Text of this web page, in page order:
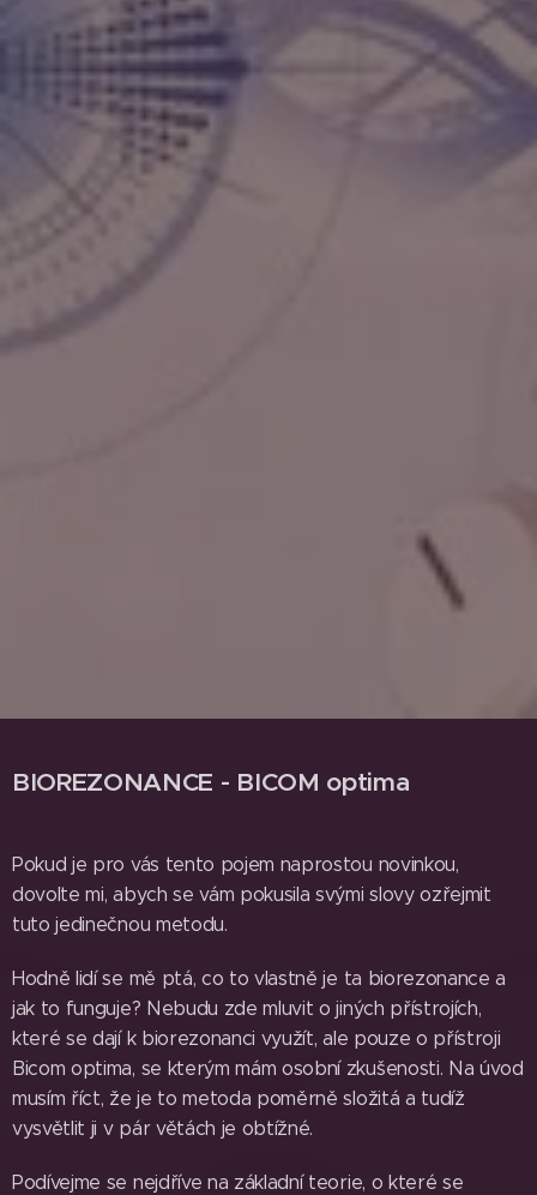
BIOREZONANCE - BICOM optima
Pokud je pro vás tento pojem naprostou novinkou,
dovolte mi, abych se vám pokusila svými slovy ozřejmit
tuto jedinečnou metodu.
Hodně lidí se mě ptá, co to vlastně je ta biorezonance a
jak to funguje? Nebudu zde mluvit o jiných přístrojích,
které se dají k biorezonanci využít, ale pouze o přístroji
Bicom optima, se kterým mám osobní zkušenosti. Na úvod
musím říct, že je to metoda poměrně složitá a tudíž
vysvětlit ji v pár větách je obtížné.
Podívejme se nejdříve na základní teorie, o které se